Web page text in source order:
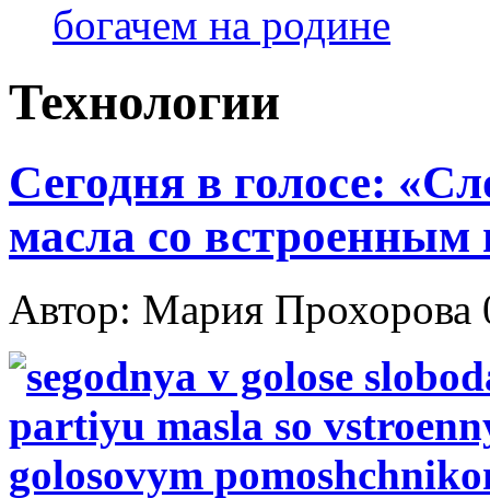
богачем на родине
Технологии
Сегодня в голосе:
масла со
Автор: Мария Прохорова